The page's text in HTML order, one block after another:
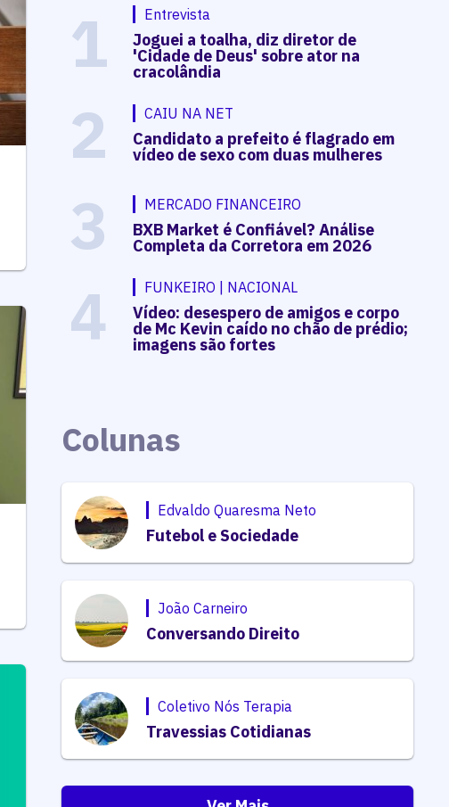
1 Entrevista
Joguei a toalha, diz diretor de
'Cidade de Deus' sobre ator na
cracolândia
2 CAIU NA NET
Candidato a prefeito é flagrado em
vídeo de sexo com duas mulheres
3 MERCADO FINANCEIRO
BXB Market é Confiável? Análise
Completa da Corretora em 2026
4 FUNKEIRO | NACIONAL
Vídeo: desespero de amigos e corpo
de Mc Kevin caído no chão de prédio;
imagens são fortes
Colunas
Edvaldo Quaresma Neto
Futebol e Sociedade
João Carneiro
Conversando Direito
Coletivo Nós Terapia
Travessias Cotidianas